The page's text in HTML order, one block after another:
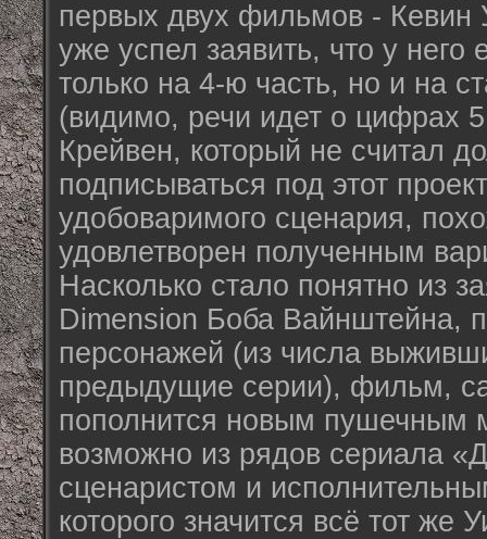
первых двух фильмов - Кевин
уже успел заявить, что у него
только на 4-ю часть, но и на
(видимо, речи идет о цифрах
Крейвен, который не считал
подписываться под этот
удобоваримого сценария,
удовлетворен полученным
Насколько стало понятно из
Dimension Боба Вайнштейна,
персонажей (из числа
предыдущие серии), фильм,
пополнится новым пушечным
возможно из рядов сериала
сценаристом и
которого значится всё тот же